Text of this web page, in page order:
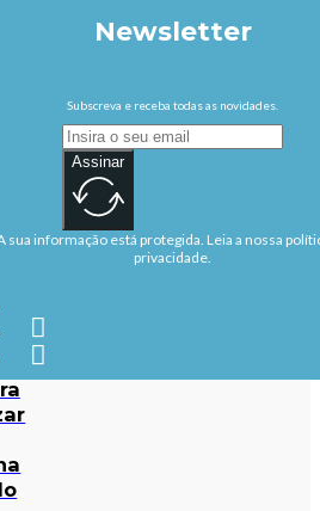
Newsletter
Subscreva e receba todas as novidades.
Assinar
sua informação está protegida. Leia a nossa
privacidade.